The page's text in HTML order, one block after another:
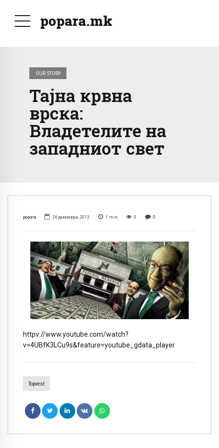
popara.mk
OUR STORY
Тајна крвна
врска:
Владетелите на
западниот свет
popara 26 декември, 2013 1 min 0 0
httpv://www.youtube.com/watch?
v=4UBfK3LCu9s&feature=youtube_gdata_player
Topvest